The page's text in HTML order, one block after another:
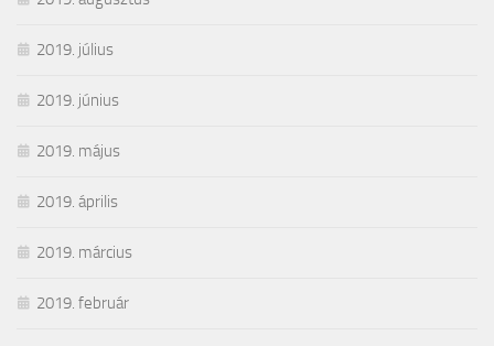
2019. július
2019. június
2019. május
2019. április
2019. március
2019. február